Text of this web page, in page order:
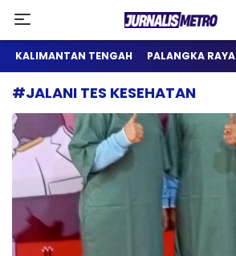
Jurnalis Metro
Satu Wadah Informasi
KALIMANTAN TENGAH PALANGKA RAYA
#JALANI TES KESEHATAN